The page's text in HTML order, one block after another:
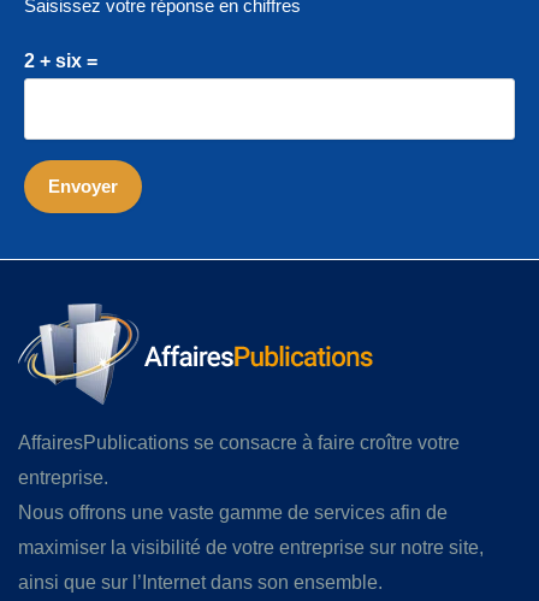
Saisissez votre réponse en chiffres
2 + six =
AffairesPublications se consacre à faire croître votre
entreprise.
Nous offrons une vaste gamme de services afin de
maximiser la visibilité de votre entreprise sur notre site,
ainsi que sur l’Internet dans son ensemble.